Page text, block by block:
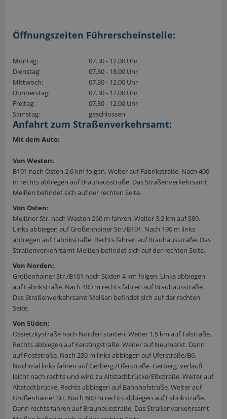
Öffnungszeiten Führerscheinstelle:
Montag:
07.30 - 12.00 Uhr
Dienstag:
07.30 - 18.00 Uhr
Mittwoch:
07.30 - 12.00 Uhr
Donnerstag:
07.30 - 17.00 Uhr
Freitag:
07.30 - 12.00 Uhr
Samstag:
geschlossen
Anfahrt zum Straßenverkehrsamt:
Mit dem Auto:
Von Westen:
B101 nach Osten 2,6 km folgen. Weiter auf Fabrikstraße. Nach 400
m rechts abbiegen auf Brauhausstraße. Das Straßenverkehrsamt
Meißen befindet sich auf der rechten Seite.
Von Osten:
Meißner Str. nach Westen 260 m fahren. Weiter 3,2 km auf S80.
Links abbiegen auf Großenhainer Str./B101. Nach 190 m links
abbiegen auf Fabrikstraße. Rechts fahren auf Brauhausstraße. Das
Straßenverkehrsamt Meißen befindet sich auf der rechten Seite.
Von Norden:
Großenhainer Str./B101 nach Süden 4 km folgen. Links abbiegen
auf Fabrikstraße. Nach 400 m rechts fahren auf Brauhausstraße.
Das Straßenverkehrsamt Meißen befindet sich auf der rechten
Seite.
Von Süden:
Ossietzkystraße nach Norden starten. Weiter 1,5 km auf Talstraße.
Rechts abbiegen auf Kerstingstraße. Weiter auf Neumarkt. Dann
auf Poststraße. Nach 280 m links abbiegen auf Uferstraße/B6.
Nochmal links fahren auf Gerberg./Uferstraße. Gerberg. verläuft
leicht nach rechts und wird zu Altstadtbrücke/Elbstraße. Weiter auf
Altstadtbrücke. Rechts abbiegen auf Bahnhofstraße. Weiter auf
Großenhainer Str. Nach 600 m rechts abbiegen auf Fabrikstraße.
Dann rechts fahren auf Brauhausstraße. Das Straßenverkehrsamt